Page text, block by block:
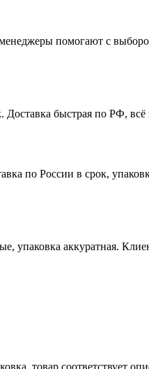
помогают с
быстрая по РФ,
по России в срок,
упаковка аккуратная.
товар соответствует